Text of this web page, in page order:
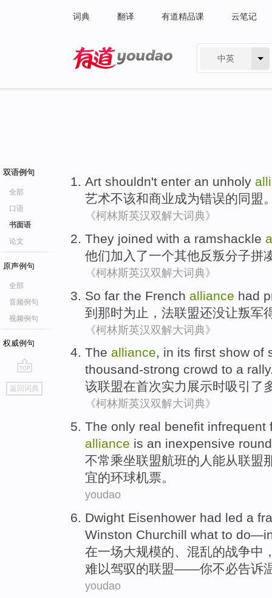
词典 翻译 有道精品课 云笔记
中英
双语例句
全部
口语
书面语
论文
原声例句
全部
音频例句
视频例句
权威例句
go
top
返回词典
Art shouldn't enter an unholy
艺术不该和商业成为错误的同盟
《柯林斯英汉双解大词典》
They joined with a ramshackle
他们加入 了一个其他反叛分子拼
《柯林斯英汉双解大词典》
So far the French alliance had
到那时为止 ， 法联盟还没让叛军
《柯林斯英汉双解大词典》
The alliance, in its first show of
thousand-strong crowd to a rally
该联盟在首次实力 展示时吸引了
《柯林斯英汉双解大词典》
The only real benefit infrequent
alliance is an inexpensive
不常乘坐联盟航班的人 能从联盟
宜的环球机票。
youdao
Dwight Eisenhower had led a
Winston Churchill what to do—
在一场大规模的、 混乱的战争中
难以驾驭的联盟——你不必告诉
youdao